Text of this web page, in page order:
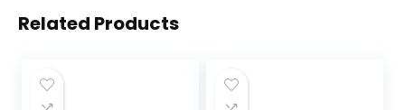
Related Products